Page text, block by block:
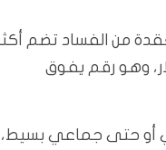
من الفساد تضم
المسروقة ارتفعت لتصل إلى أكثر من 8 مليارات دولار، وهو رقم يفوق
أو حتى جماعي بسيط،